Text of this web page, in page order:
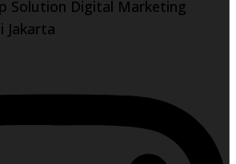
Solution Digital Marketing
Jakarta